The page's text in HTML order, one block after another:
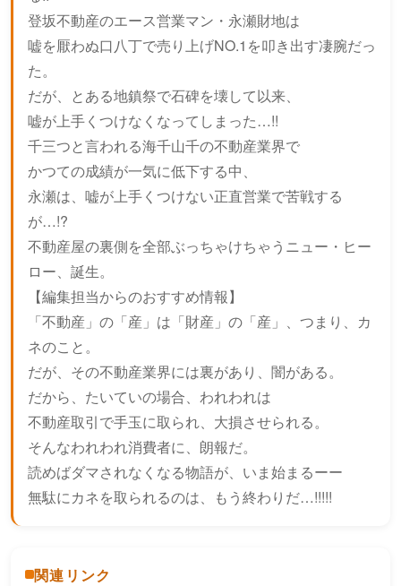
登坂不動産のエース営業マン・永瀬財地は
嘘を厭わぬ口八丁で売り上げNO.1を叩き出す凄腕だっ
た。
だが、とある地鎮祭で石碑を壊して以来、
嘘が上手くつけなくなってしまった…!!
千三つと言われる海千山千の不動産業界で
かつての成績が一気に低下する中、
永瀬は、嘘が上手くつけない正直営業で苦戦する
が…!?
不動産屋の裏側を全部ぶっちゃけちゃうニュー・ヒー
ロー、誕生。
【編集担当からのおすすめ情報】
「不動産」の「産」は「財産」の「産」、つまり、カ
ネのこと。
だが、その不動産業界には裏があり、闇がある。
だから、たいていの場合、われわれは
不動産取引で手玉に取られ、大損させられる。
そんなわれわれ消費者に、朗報だ。
読めばダマされなくなる物語が、いま始まるーー
無駄にカネを取られるのは、もう終わりだ…!!!!!
関連リンク